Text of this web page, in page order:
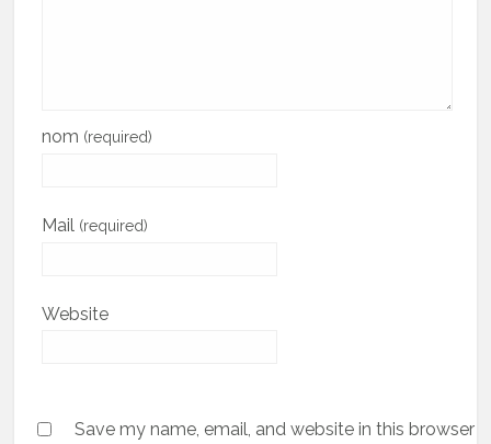
nom (required)
Mail (required)
Website
Save my name, email, and website in this browser